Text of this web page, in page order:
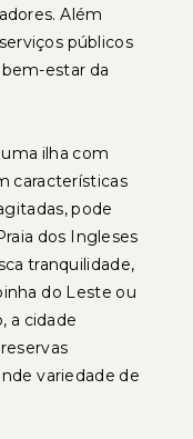
Além
públicos
estar da
ilha com
características
pode
dos Ingleses
tranquilidade,
do Leste ou
a cidade
variedade de